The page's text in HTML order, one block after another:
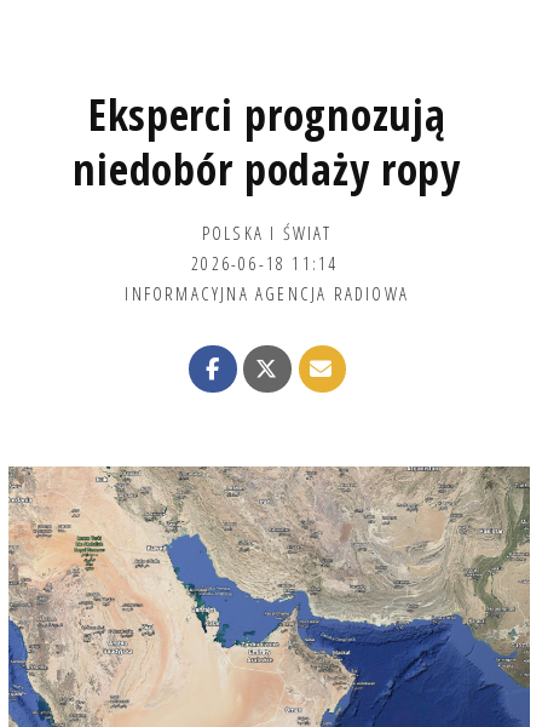
Eksperci prognozują
niedobór podaży ropy
POLSKA I ŚWIAT
2026-06-18 11:14
INFORMACYJNA AGENCJA RADIOWA